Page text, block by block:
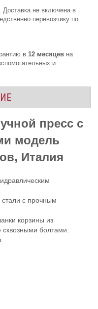
не включена в
перевозчику по
в 12 месяцев на
и
пресс с
модель
Италия
стали с прочным
корзины из
сквозными болтами.